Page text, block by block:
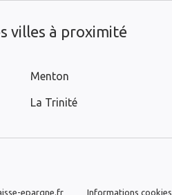
villes à proximité
Menton
La Trinité
epargne.fr Informations cookies